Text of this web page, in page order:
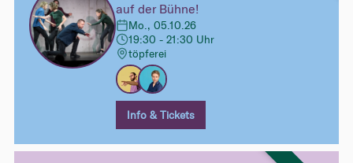
auf der Bühne!
Mo., 05.10.26
19:30 - 21:30 Uhr
töpferei
Info & Tickets